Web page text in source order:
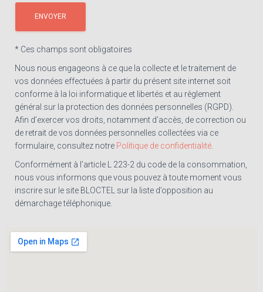
* Ces champs sont obligatoires
Nous nous engageons à ce que la collecte et le traitement de
vos données effectuées à partir du présent site internet soit
conforme à la loi informatique et libertés et au règlement
général sur la protection des données personnelles (RGPD).
Afin d’exercer vos droits, notamment d’accès, de correction ou
de retrait de vos données personnelles collectées via ce
formulaire, consultez notre Politique de confidentialité.
Conformément à l’article L 223-2 du code de la consommation,
nous vous informons que vous pouvez à toute moment vous
inscrire sur le site BLOCTEL sur la liste d’opposition au
démarchage téléphonique.